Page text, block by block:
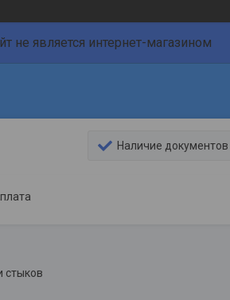
не является интернет-магазином
Наличие документов
стыков